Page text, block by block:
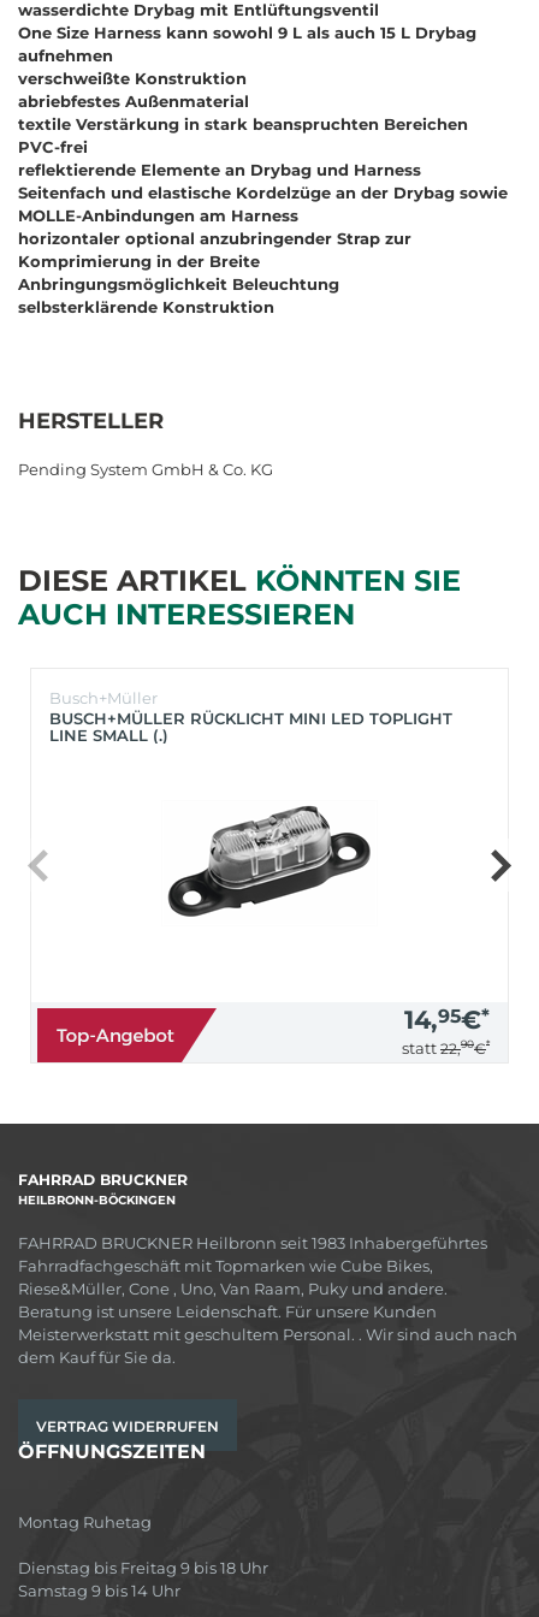
wasserdichte Drybag mit Entlüftungsventil
One Size Harness kann sowohl 9 L als auch 15 L Drybag
aufnehmen
verschweißte Konstruktion
abriebfestes Außenmaterial
textile Verstärkung in stark beanspruchten Bereichen
PVC-frei
reflektierende Elemente an Drybag und Harness
Seitenfach und elastische Kordelzüge an der Drybag sowie
MOLLE-Anbindungen am Harness
horizontaler optional anzubringender Strap zur
Komprimierung in der Breite
Anbringungsmöglichkeit Beleuchtung
selbsterklärende Konstruktion
HERSTELLER
Pending System GmbH & Co. KG
DIESE ARTIKEL KÖNNTEN SIE
AUCH INTERESSIEREN
Busch+Müller
BUSCH+MÜLLER RÜCKLICHT MINI LED TOPLIGHT
LINE SMALL (.)
14,95€*
statt 22,90€*
FAHRRAD BRUCKNER
HEILBRONN-BÖCKINGEN
FAHRRAD BRUCKNER Heilbronn seit 1983 Inhabergeführtes
Fahrradfachgeschäft mit Topmarken wie Cube Bikes,
Riese&Müller, Cone , Uno, Van Raam, Puky und andere.
Beratung ist unsere Leidenschaft. Für unsere Kunden
Meisterwerkstatt mit geschultem Personal. . Wir sind auch nach
dem Kauf für Sie da.
VERTRAG WIDERRUFEN
ÖFFNUNGSZEITEN
Montag Ruhetag
Dienstag bis Freitag 9 bis 18 Uhr
Samstag 9 bis 14 Uhr